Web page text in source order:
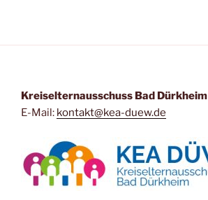
Kreiselternausschuss Bad Dürkheim
E-Mail: kontakt@kea-duew.de